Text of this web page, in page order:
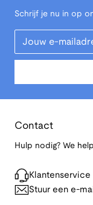
Schrijf je nu in op
Your Email
Contact
Hulp nodig? We
Klantenservice
Stuur een e-